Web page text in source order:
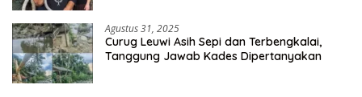
Agustus 31, 2025
Curug Leuwi Asih Sepi dan Terbengkalai,
Tanggung Jawab Kades Dipertanyakan